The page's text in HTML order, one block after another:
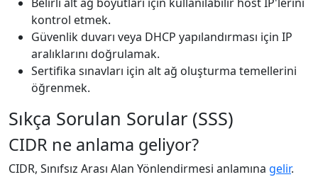
kontrol etmek.
Güvenlik duvarı veya DHCP yapılandırması için IP
aralıklarını doğrulamak.
Sertifika sınavları için alt ağ oluşturma temellerini
öğrenmek.
Sıkça Sorulan Sorular (SSS)
CIDR ne anlama geliyor?
CIDR, Sınıfsız Arası Alan Yönlendirmesi anlamına gelir.